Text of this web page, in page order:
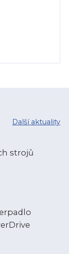
Další aktuality
strojů